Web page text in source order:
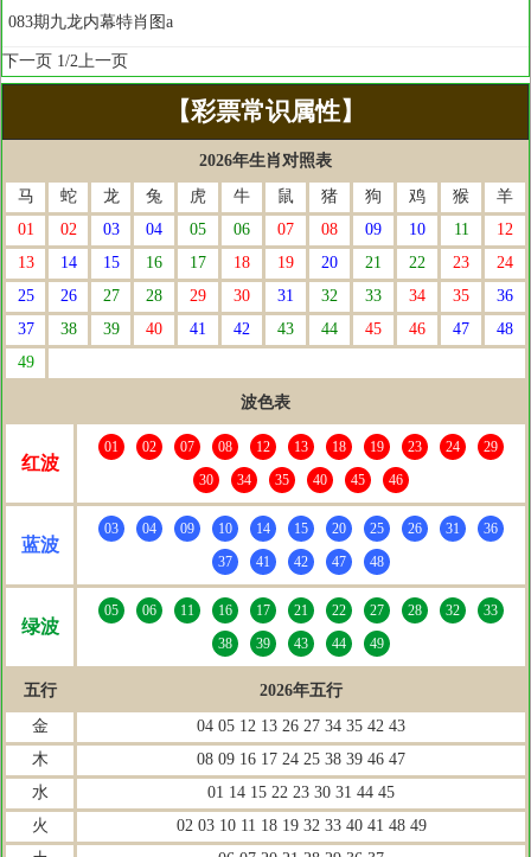
083期九龙内幕特肖图a
下一页 1/2上一页
【彩票常识属性】
2026年生肖对照表
马
蛇 龙 兔 虎 牛 鼠 猪 狗 鸡 猴
羊
01
02 03 04 05 06 07 08 09 10 11
12
13
14 15 16 17 18 19 20 21 22 23
24
25
26 27 28 29 30 31 32 33 34 35
36
37
38 39 40 41 42 43 44 45 46 47
48
49
波色表
红波
01 02 07 08 12 13 18 19 23 24
29
30
34 35 40 45 46
蓝波
03 04 09 10 14 15 20 25 26 31
36
37
41 42 47 48
绿波
05 06 11 16 17 21 22 27 28 32
33
38
39 43 44 49
五行
2026年五行
金
04 05 12 13 26 27 34 35 42 43
木
08 09 16 17 24 25 38 39 46 47
水
01 14 15 22 23 30 31 44 45
火
02 03 10 11 18 19 32 33 40 41 48 49